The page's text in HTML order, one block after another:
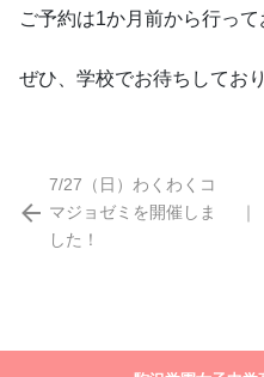
ご予約は1か月前から行って
ぜひ、学校でお待ちしてお
7/27（日）わくわくコ
マジョゼミを開催しま
した！
｜